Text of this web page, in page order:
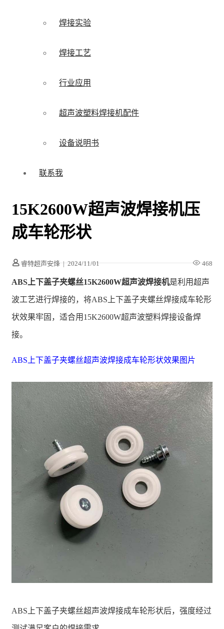
焊接实验
焊接工艺
行业应用
超声波塑料焊接机配件
设备说明书
联系我
15K2600W超声波焊接机压
成车轮形状
睿特超声安烽 | 2024/11/01 468
ABS上下盖子夹螺丝15K2600W超声波焊接机是利用超声
波工艺进行焊接的，将ABS上下盖子夹螺丝焊接成车轮形
状效果牢固，适合用15K2600W超声波塑料焊接设备焊
接。
ABS上下盖子夹螺丝超声波焊接成车轮形状效果图片
ABS上下盖子夹螺丝超声波焊接成车轮形状后，强度经过